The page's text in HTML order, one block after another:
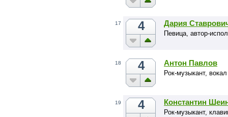
17 4 Дария
Певица, автор-
18 4 Антон Павлов
Рок-музыкант,
19 4 Константин
Рок-музыкант,